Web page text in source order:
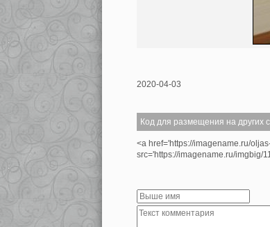
2020-04-03
Код для размещения на других
<a href='https://imagename.ru/
src='https://imagename.ru/imgbig/